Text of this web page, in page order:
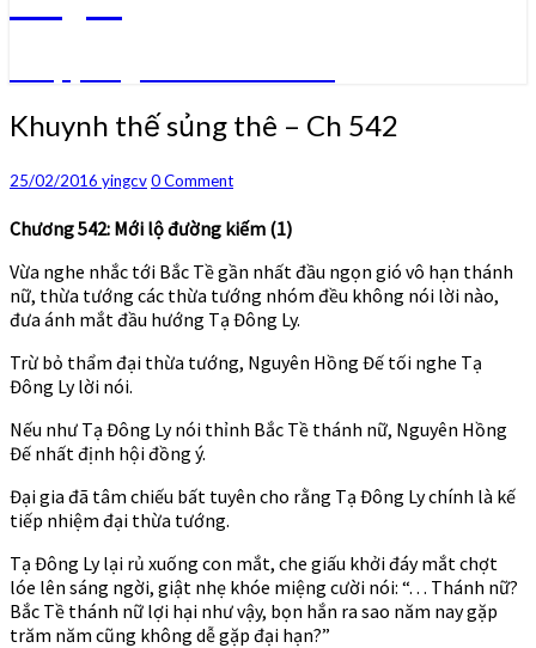
Khuynh
thế
thê
Ch
542
Khuynh thế sủng thê – Ch 542
25/02/2016 yingcvComments
0 Comment
Chương 542: Mới lộ đường kiếm (1)
Vừa nghe nhắc tới Bắc Tề gần nhất đầu ngọn gió vô hạn thánh
nữ, thừa tướng các thừa tướng nhóm đều không nói lời nào,
đưa ánh mắt đầu hướng Tạ Đông Ly.
Trừ bỏ thẩm đại thừa tướng, Nguyên Hồng Đế tối nghe Tạ
Đông Ly lời nói.
Nếu như Tạ Đông Ly nói thỉnh Bắc Tề thánh nữ, Nguyên Hồng
Đế nhất định hội đồng ý.
Đại gia đã tâm chiếu bất tuyên cho rằng Tạ Đông Ly chính là kế
tiếp nhiệm đại thừa tướng.
Tạ Đông Ly lại rủ xuống con mắt, che giấu khởi đáy mắt chợt
lóe lên sáng ngời, giật nhẹ khóe miệng cười nói: “. . . Thánh nữ?
Bắc Tề thánh nữ lợi hại như vậy, bọn hắn ra sao năm nay gặp
trăm năm cũng không dễ gặp đại hạn?”